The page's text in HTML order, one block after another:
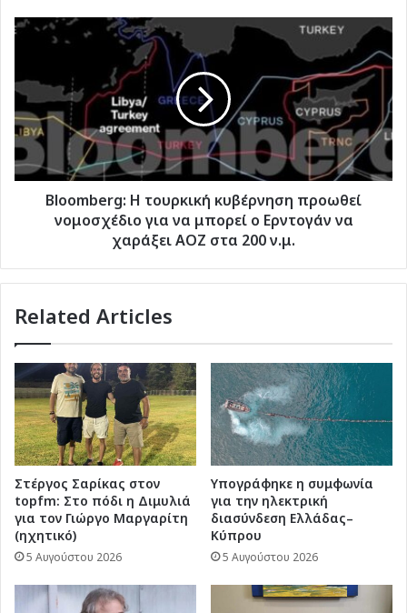
ευθύνη
Λύκειο
και
στο
εθνικό
απολυτήριο
Bloomberg:
κυβέρνηση
προωθεί
νομοσχέδιο
για
να
μπορεί
Ερντογάν
ΑΟΖ
200
Bloomberg: Η τουρκική κυβέρνηση προωθεί
νομοσχέδιο για να μπορεί ο Ερντογάν να
χαράξει ΑΟΖ στα 200 ν.μ.
Related Articles
Στέργος Σαρίκας στον
topfm: Στο πόδι η Διμυλιά
για τον Γιώργο Μαργαρίτη
(ηχητικό)
5 Αυγούστου 2026
Υπογράφηκε η συμφωνία
για την ηλεκτρική
διασύνδεση Ελλάδας–
Κύπρου
5 Αυγούστου 2026